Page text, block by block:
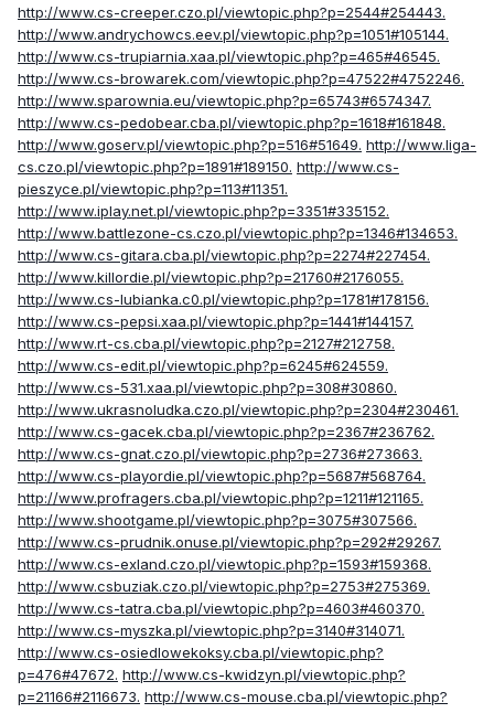
http://www.cs-creeper.czo.pl/viewtopic.php?p=2544#254443.
http://www.andrychowcs.eev.pl/viewtopic.php?p=1051#105144.
http://www.cs-trupiarnia.xaa.pl/viewtopic.php?p=465#46545.
http://www.cs-browarek.com/viewtopic.php?p=47522#4752246.
http://www.sparownia.eu/viewtopic.php?p=65743#6574347.
http://www.cs-pedobear.cba.pl/viewtopic.php?p=1618#161848.
http://www.goserv.pl/viewtopic.php?p=516#51649. http://www.liga-
cs.czo.pl/viewtopic.php?p=1891#189150. http://www.cs-
pieszyce.pl/viewtopic.php?p=113#11351.
http://www.iplay.net.pl/viewtopic.php?p=3351#335152.
http://www.battlezone-cs.czo.pl/viewtopic.php?p=1346#134653.
http://www.cs-gitara.cba.pl/viewtopic.php?p=2274#227454.
http://www.killordie.pl/viewtopic.php?p=21760#2176055.
http://www.cs-lubianka.c0.pl/viewtopic.php?p=1781#178156.
http://www.cs-pepsi.xaa.pl/viewtopic.php?p=1441#144157.
http://www.rt-cs.cba.pl/viewtopic.php?p=2127#212758.
http://www.cs-edit.pl/viewtopic.php?p=6245#624559.
http://www.cs-531.xaa.pl/viewtopic.php?p=308#30860.
http://www.ukrasnoludka.czo.pl/viewtopic.php?p=2304#230461.
http://www.cs-gacek.cba.pl/viewtopic.php?p=2367#236762.
http://www.cs-gnat.czo.pl/viewtopic.php?p=2736#273663.
http://www.cs-playordie.pl/viewtopic.php?p=5687#568764.
http://www.profragers.cba.pl/viewtopic.php?p=1211#121165.
http://www.shootgame.pl/viewtopic.php?p=3075#307566.
http://www.cs-prudnik.onuse.pl/viewtopic.php?p=292#29267.
http://www.cs-exland.czo.pl/viewtopic.php?p=1593#159368.
http://www.csbuziak.czo.pl/viewtopic.php?p=2753#275369.
http://www.cs-tatra.cba.pl/viewtopic.php?p=4603#460370.
http://www.cs-myszka.pl/viewtopic.php?p=3140#314071.
http://www.cs-osiedlowekoksy.cba.pl/viewtopic.php?
p=476#47672. http://www.cs-kwidzyn.pl/viewtopic.php?
p=21166#2116673. http://www.cs-mouse.cba.pl/viewtopic.php?